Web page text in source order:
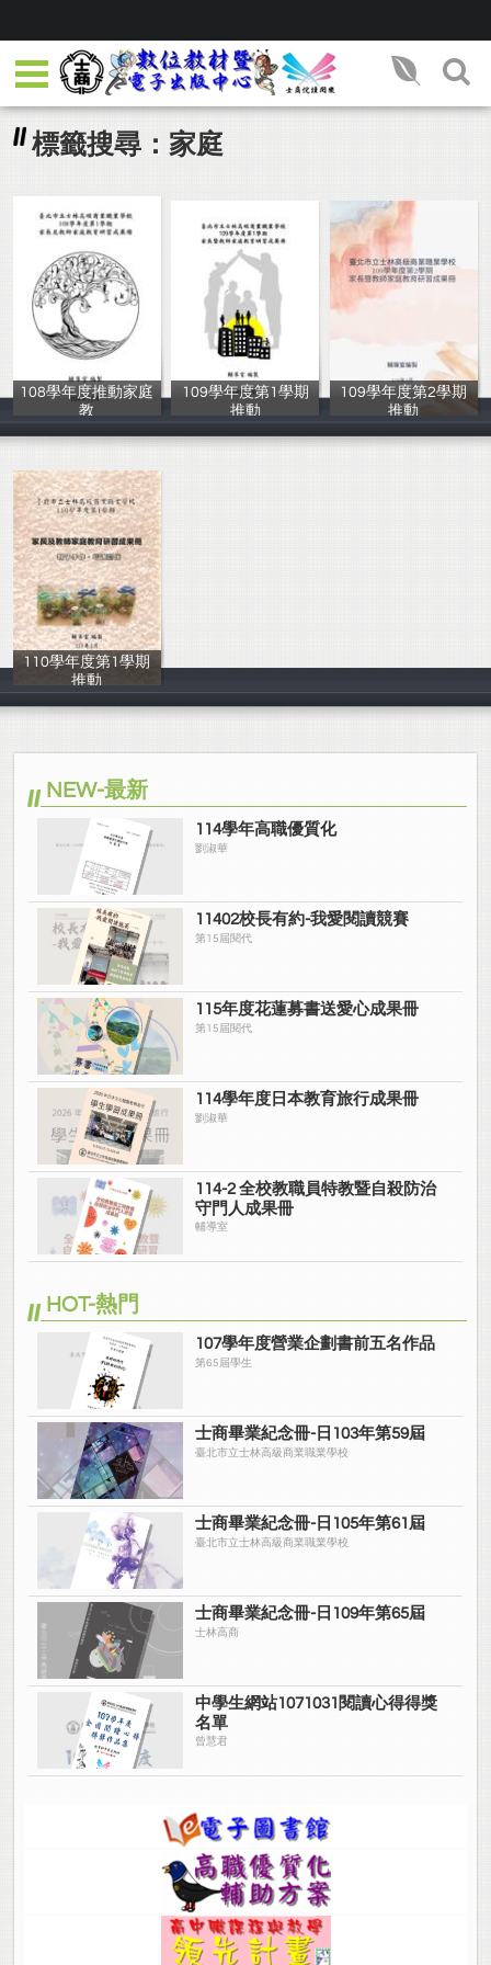
標籤搜尋：家庭
108學年度推動家庭
教
輔導室
109學年度第1學期
推動
輔導室
109學年度第2學期
推動
輔導室
110學年度第1學期
推動
輔導室
NEW-最新
114學年高職優質化
劉淑華
11402校長有約-我愛閱讀競賽
第15屆閱代
115年度花蓮募書送愛心成果冊
第15屆閱代
114學年度日本教育旅行成果冊
劉淑華
114-2 全校教職員特教暨自殺防治
守門人成果冊
輔導室
HOT-熱門
107學年度營業企劃書前五名作品
第65屆學生
士商畢業紀念冊-日103年第59屆
臺北市立士林高級商業職業學校
士商畢業紀念冊-日105年第61屆
臺北市立士林高級商業職業學校
士商畢業紀念冊-日109年第65屆
士林高商
中學生網站1071031閱讀心得得獎
名單
曾慧君